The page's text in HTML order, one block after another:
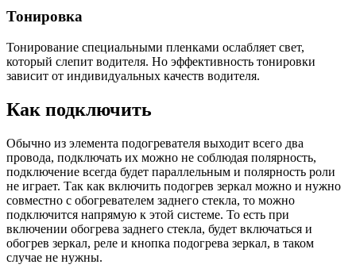
Тонировка
Тонирование специальными пленками ослабляет свет,
который слепит водителя. Но эффективность тонировки
зависит от индивидуальных качеств водителя.
Как подключить
Обычно из элемента подогревателя выходит всего два
провода, подключать их можно не соблюдая полярность,
подключение всегда будет параллельным и полярность роли
не играет. Так как включить подогрев зеркал можно и нужно
совместно с обогревателем заднего стекла, то можно
подключится напрямую к этой системе. То есть при
включении обогрева заднего стекла, будет включаться и
обогрев зеркал, реле и кнопка подогрева зеркал, в таком
случае не нужны.